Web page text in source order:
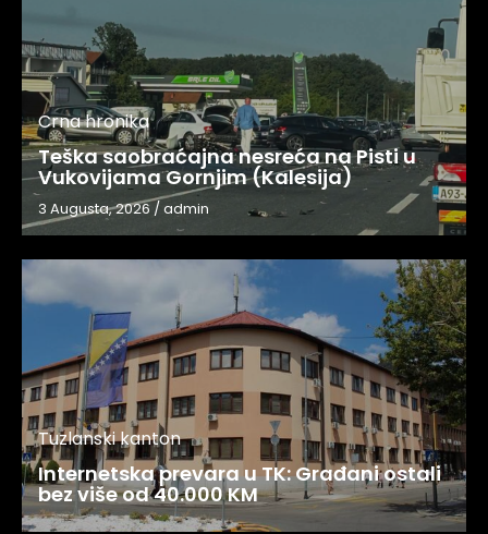
Crna hronika
Teška saobraćajna nesreća na Pisti u
Vukovijama Gornjim (Kalesija)
3 Augusta, 2026/admin
Tuzlanski kanton
Internetska prevara u TK: Građani ostali
bez više od 40.000 KM